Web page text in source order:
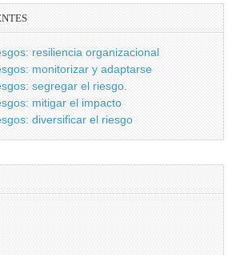
resiliencia organizacional
monitorizar y adaptarse
segregar el riesgo.
mitigar el impacto
diversificar el riesgo